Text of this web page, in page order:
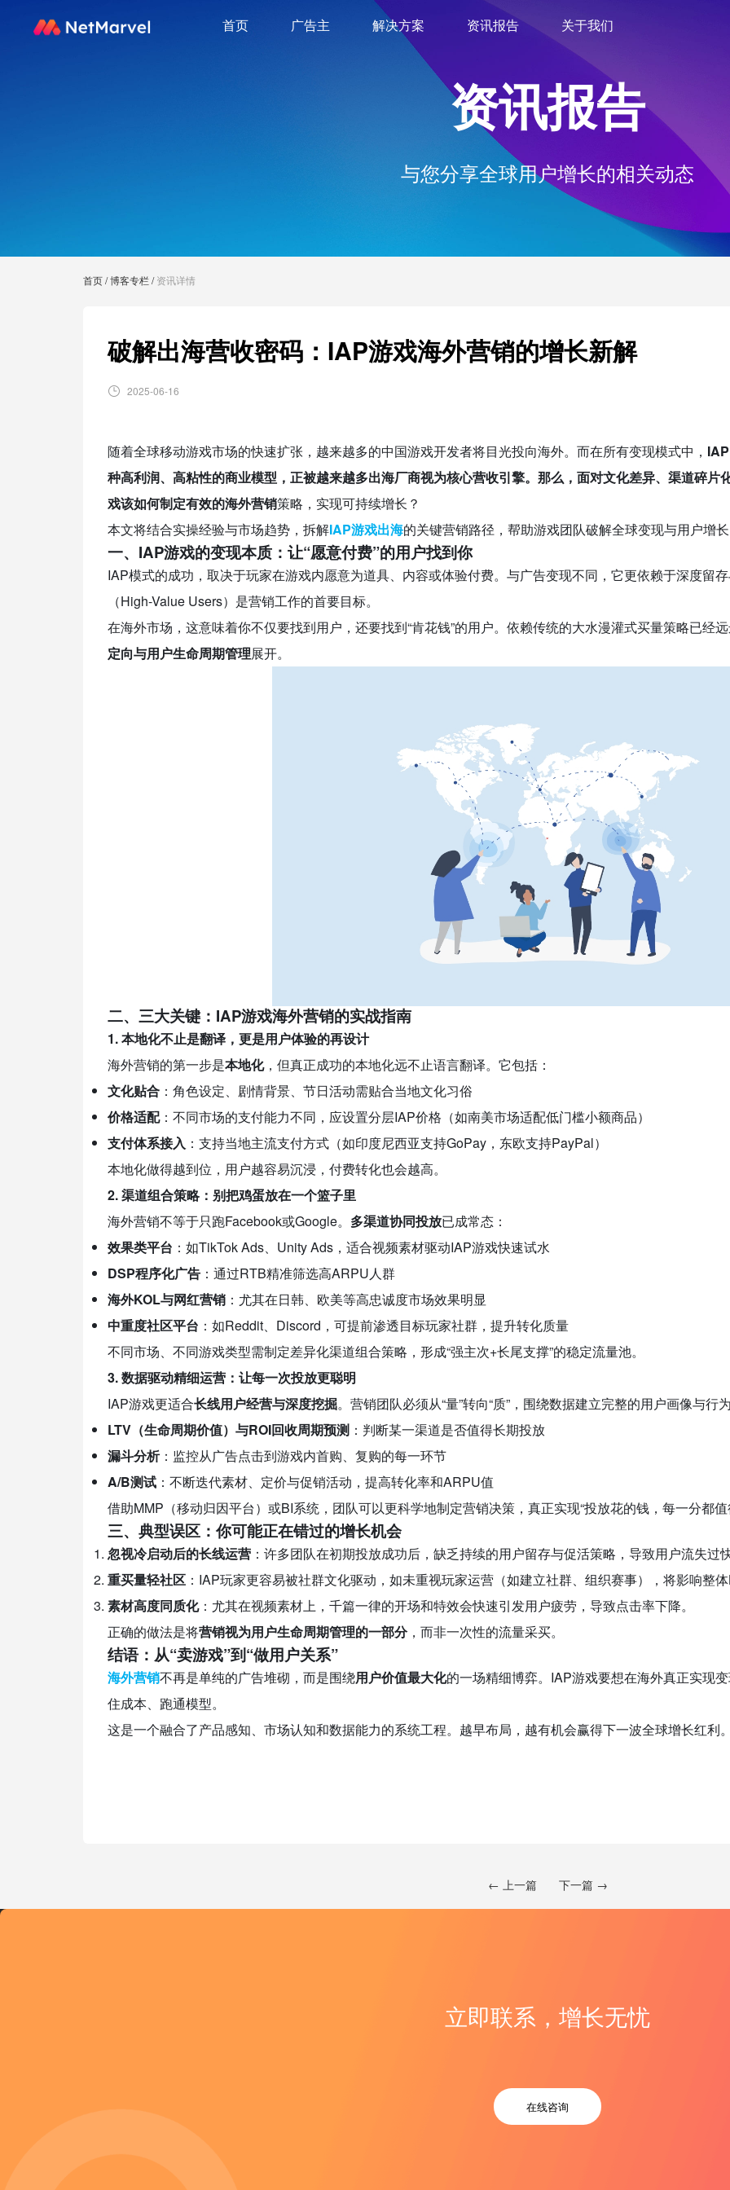
首页 广告主 解决方案 资讯报告 关于我们
资讯报告
与您分享全球用户增长的相关动态
首页/博客专栏/资讯详情
破解出海营收密码：IAP游戏海外营销的增长新解
2025-06-16
随着全球移动游戏市场的快速扩张，越来越多的中国游戏开发者将目光投向海外。而在所有变现模式中，
种高利润、高粘性的商业模型，正被越来越多出海厂商视为核心营收引擎。那么，面对文化差异、渠道碎
戏该如何制定有效的海外营销策略，实现可持续增长？
本文将结合实操经验与市场趋势，拆解IAP游戏出海的关键营销路径，帮助游戏团队破解全球变现与用户增
一、IAP游戏的变现本质：让“愿意付费”的用户找到你
IAP模式的成功，取决于玩家在游戏内愿意为道具、内容或体验付费。与广告变现不同，它更依赖于深度留
（High-Value Users）是营销工作的首要目标。
在海外市场，这意味着你不仅要找到用户，还要找到“肯花钱”的用户。依赖传统的大水漫灌式买量策略已经
定向与用户生命周期管理展开。
二、三大关键：IAP游戏海外营销的实战指南
1. 本地化不止是翻译，更是用户体验的再设计
海外营销的第一步是本地化，但真正成功的本地化远不止语言翻译。它包括：
文化贴合 ：角色设定、剧情背景、节日活动需贴合当地文化习俗
价格适配：不同市场的支付能力不同，应设置分层IAP价格（如南美市场适配低门槛小额商品）
支付体系接入 ：支持当地主流支付方式（如印度尼西亚支持GoPay，东欧支持PayPal）
本地化做得越到位，用户越容易沉浸，付费转化也会越高。
2. 渠道组合策略：别把鸡蛋放在一个篮子里
海外营销不等于只跑Facebook或Google。 多渠道协同投放已成常态：
效果类平台 ：如TikTok Ads、Unity Ads，适合视频素材驱动IAP游戏快速试水
DSP程序化广告 ：通过RTB精准筛选高ARPU人群
海外KOL与网红营销 ：尤其在日韩、欧美等高忠诚度市场效果明显
中重度社区平台 ：如Reddit、Discord，可提前渗透目标玩家社群，提升转化质量
不同市场、不同游戏类型需制定差异化渠道组合策略，形成“强主次+长尾支撑”的稳定流量池。
3. 数据驱动精细运营：让每一次投放更聪明
IAP游戏更适合长线用户经营与深度挖掘。营销团队必须从“量”转向“质”，围绕数据建立完整的用户画像与行
LTV（生命周期价值）与ROI回收周期预测 ：判断某一渠道是否值得长期投放
漏斗分析：监控从广告点击到游戏内首购、复购的每一环节
A/B测试 ：不断迭代素材、定价与促销活动，提高转化率和ARPU值
借助MMP（移动归因平台）或BI系统，团队可以更科学地制定营销决策，真正实现“投放花的钱，每一分都值
三、典型误区：你可能正在错过的增长机会
忽视冷启动后的长线运营 ：许多团队在初期投放成功后，缺乏持续的用户留存与促活策略，导致用户流失过
重买量轻社区 ：IAP玩家更容易被社群文化驱动，如未重视玩家运营（如建立社群、组织赛事），将影响整
素材高度同质化：尤其在视频素材上，千篇一律的开场和特效会快速引发用户疲劳，导致点击率下降。
正确的做法是将营销视为用户生命周期管理的一部分，而非一次性的流量采买。
结语：从“卖游戏”到“做用户关系”
海外营销不再是单纯的广告堆砌，而是围绕用户价值最大化的一场精细博弈。IAP游戏要想在海外真正实现
住成本、跑通模型。
这是一个融合了产品感知、市场认知和数据能力的系统工程。越早布局，越有机会赢得下一波全球增长红利
← 上一篇 下一篇 →
立即联系，增长无忧
在线咨询